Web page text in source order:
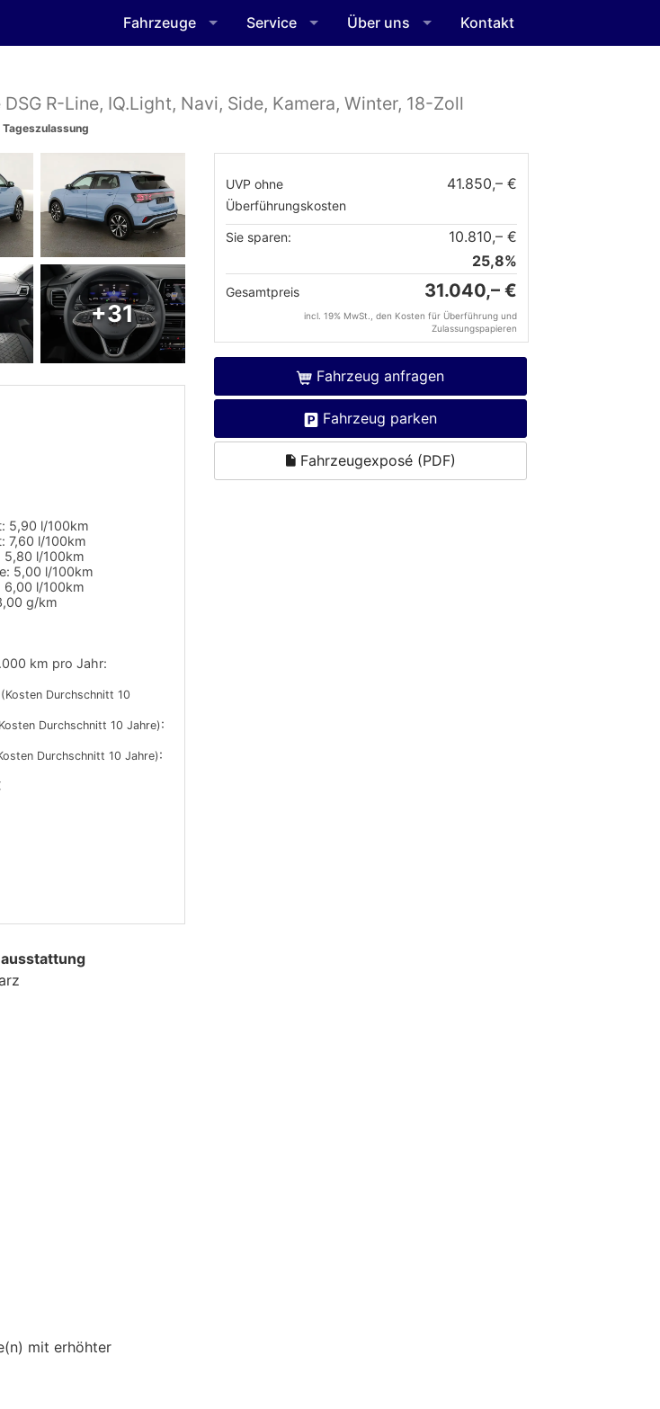
Fahrzeuge Service Über uns Kontakt
DSG R-Line, IQ.Light, Navi, Side, Kamera, Winter, 18-Zoll
UVP ohne
Überführungskosten
41.850,– €
Sie sparen:
10.810,– €
25,8%
Gesamtpreis 31.040,– €
incl. 19% MwSt., den Kosten für Überführung und
Zulassungspapieren
Fahrzeug anfragen
Fahrzeug parken
Fahrzeugexposé (PDF)
+31
5,90 l/100km
7,60 l/100km
5,80 l/100km
5,00 l/100km
6,00 l/100km
g/km
km pro Jahr:
(Kosten Durchschnitt 10
Durchschnitt 10 Jahre):
Durchschnitt 10 Jahre):
mit erhöhter